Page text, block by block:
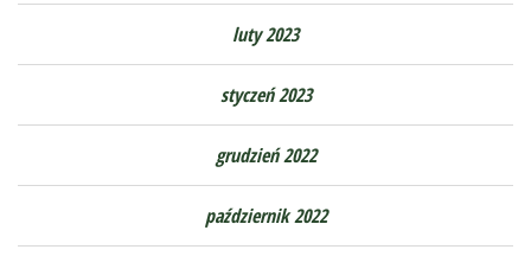
luty 2023
styczeń 2023
grudzień 2022
październik 2022